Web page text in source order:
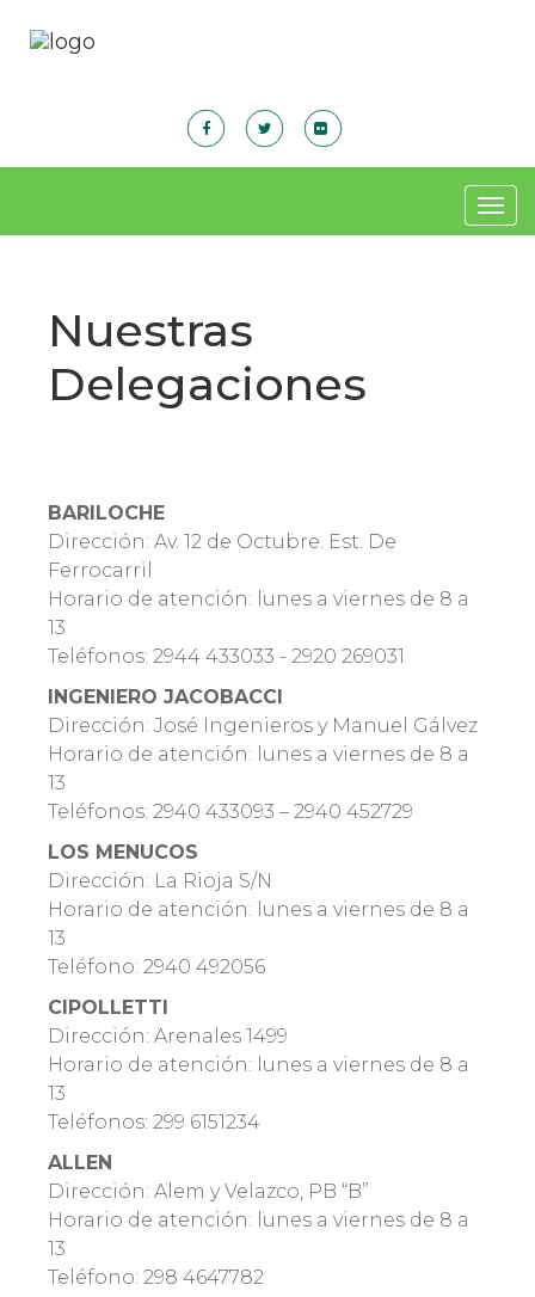
Nuestras
Delegaciones
BARILOCHE
Dirección: Av. 12 de Octubre. Est. De
Ferrocarril
Horario de atención: lunes a viernes de 8 a
13
Teléfonos: 2944 433033 - 2920 269031
INGENIERO JACOBACCI
Dirección: José Ingenieros y Manuel Gálvez
Horario de atención: lunes a viernes de 8 a
13
Teléfonos: 2940 433093 – 2940 452729
LOS MENUCOS
Dirección: La Rioja S/N
Horario de atención: lunes a viernes de 8 a
13
Teléfono: 2940 492056
CIPOLLETTI
Dirección: Arenales 1499
Horario de atención: lunes a viernes de 8 a
13
Teléfonos: 299 6151234
ALLEN
Dirección: Alem y Velazco, PB “B”
Horario de atención: lunes a viernes de 8 a
13
Teléfono: 298 4647782